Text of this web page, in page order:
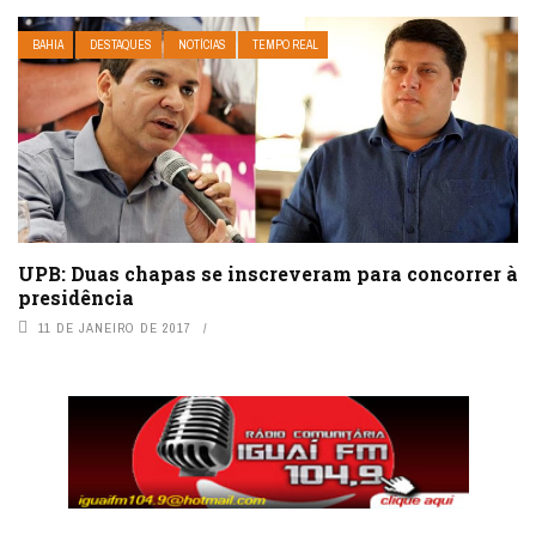
BAHIA DESTAQUES NOTÍCIAS TEMPO REAL
UPB: Duas chapas se inscreveram para concorrer à
presidência
11 DE JANEIRO DE 2017